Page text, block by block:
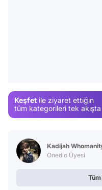
Keşfet ile ziyaret ettiğin
tüm kategorileri tek
Kadijah
Onedio Üyesi